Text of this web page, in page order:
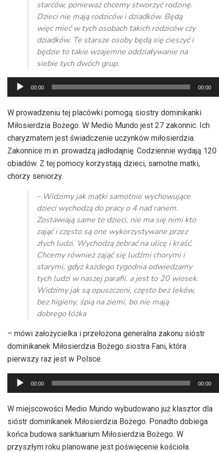
starców, ponieważ chcemy stworzyć rodzinę.
Dzieci nie mają rodziców i dziadków. Będą
więc mieć w tych osobach takich rodziców czy
dziadków. Te starsze osoby będą się cieszyć i
będzie to takie wzajemne oddziaływanie na
siebie tych dwóch grup.
Odtwarzacz
plików
dźwiękowych
00:00 00:00
W prowadzeniu tej placówki pomogą siostry dominikanki
Miłosierdzia Bożego. W Medio Mundo jest 27 zakonnic. Ich
charyzmatem jest świadczenie uczynków miłosierdzia.
Zakonnice m.in. prowadzą jadłodajnię. Codziennie wydają 120
obiadów. Z tej pomocy korzystają dzieci, samotne matki,
chorzy seniorzy.
– Widzimy jak matki samotnie wychowujące
dzieci wychodzą do pracy o 4 nad ranem.
Zostawiają same te dzieci, nie ma się nimi kto
zająć i często są one wykorzystywane przez
złych ludzi. Wychodzą żebrać na ulicę i kraść.
Chcemy również zająć się ludźmi chorymi i
starymi, gdyż każdego tygodnia odwiedzamy
tych ludzi w naszej parafii, a jest to 20 wiosek.
Widzimy jak są opuszczeni, często bez leków,
bez higieny, śpią na ziemi, bo nie mają
dobrego łóżka
– mówi założycielka i przełożona generalna zakonu sióstr
dominikanek Miłosierdzia Bożego siostra Fani, która
pierwszy raz jest w Polsce.
Odtwarzacz
plików
dźwiękowych
00:00 00:00
W miejscowości Medio Mundo wybudowano już klasztor dla
sióstr dominikanek Miłosierdzia Bożego. Ponadto dobiega
końca budowa sanktuarium Miłosierdzia Bożego. W
przyszłym roku planowane jest poświęcenie kościoła.